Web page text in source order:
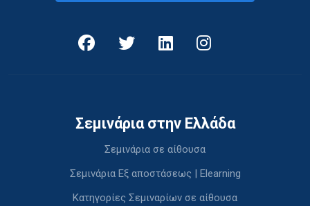
Σεμινάρια στην Ελλάδα
Σεμινάρια σε αίθουσα
Σεμινάρια Εξ αποστάσεως | Elearning
Κατηγορίες Σεμιναρίων σε αίθουσα